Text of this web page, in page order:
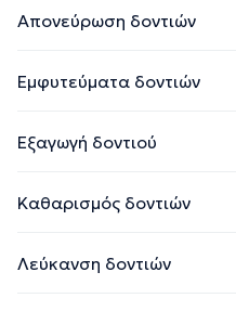
Απονεύρωση δοντιών
Εμφυτεύματα δοντιών
Εξαγωγή δοντιού
Καθαρισμός δοντιών
Λεύκανση δοντιών